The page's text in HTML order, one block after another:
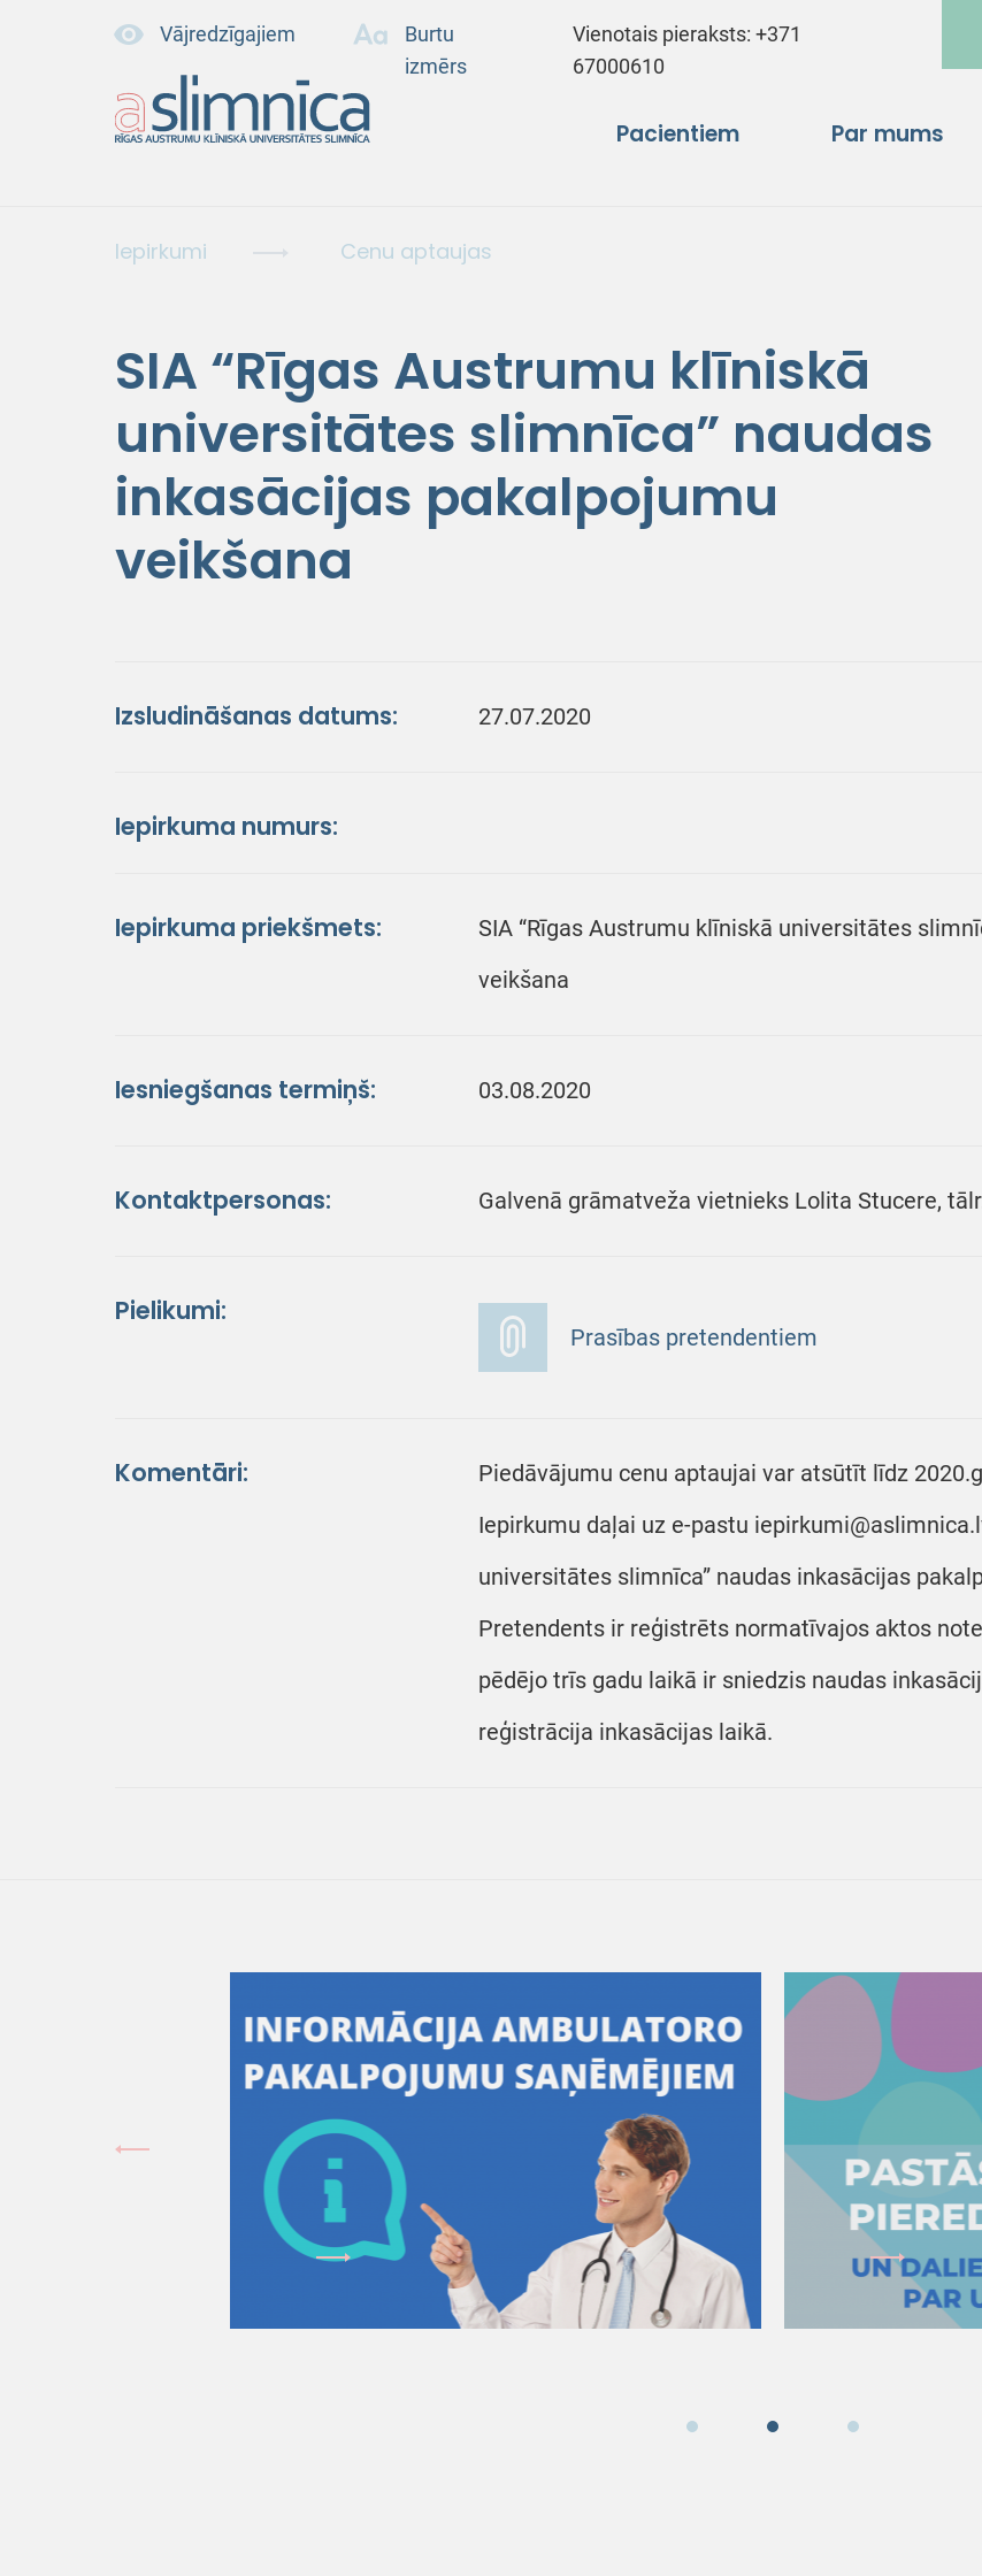
Vājredzīgajiem
Burtu
izmērs
Vienotais pieraksts:+371
67000610
Pacientiem Par mums
Iepirkumi Cenu aptaujas
SIA “Rīgas Austrumu klīniskā
universitātes slimnīca” naudas
inkasācijas pakalpojumu
veikšana
Izsludināšanas datums: 27.07.2020
Iepirkuma numurs:
Iepirkuma priekšmets:
SIA “Rīgas Austrumu klīniskā universitātes
veikšana
Iesniegšanas termiņš: 03.08.2020
Kontaktpersonas: Galvenā grāmatveža vietnieks Lolita Stucere,
Pielikumi:
Prasības pretendentiem
Komentāri:
Piedāvājumu cenu aptaujai var atsūtīt līdz
Iepirkumu daļai uz e-pastu
universitātes slimnīca” naudas inkasācijas
Pretendents ir reģistrēts normatīvajos aktos
pēdējo trīs gadu laikā ir sniedzis naudas
reģistrācija inkasācijas laikā.